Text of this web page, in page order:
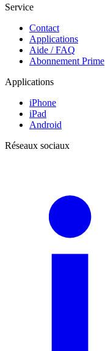
Service
Contact
Applications
Aide / FAQ
Abonnement Prime
Applications
iPhone
iPad
Android
Réseaux sociaux